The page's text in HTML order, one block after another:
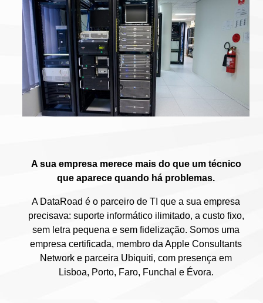
A sua empresa merece mais do que um técnico
que aparece quando há problemas.
A DataRoad é o parceiro de TI que a sua empresa
precisava: suporte informático ilimitado, a custo fixo,
sem letra pequena e sem fidelização. Somos uma
empresa certificada, membro da Apple Consultants
Network e parceira Ubiquiti, com presença em
Lisboa, Porto, Faro, Funchal e Évora.